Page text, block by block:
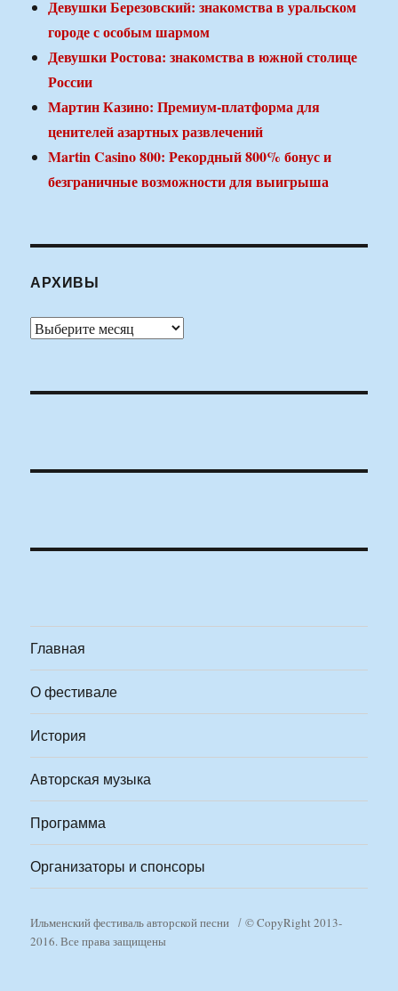
Девушки Березовский: знакомства в уральском
городе с особым шармом
Девушки Ростова: знакомства в южной столице
России
Мартин Казино: Премиум-платформа для
ценителей азартных развлечений
Martin Casino 800: Рекордный 800% бонус и
безграничные возможности для выигрыша
АРХИВЫ
Архивы
Главная
О фестивале
История
Авторская музыка
Программа
Организаторы и спонсоры
Ильменский фестиваль авторской песни
© CopyRight 2013-
2016. Все права защищены